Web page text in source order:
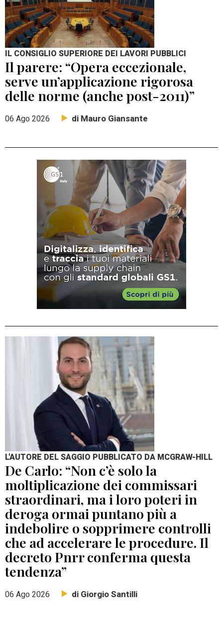
IL CONSIGLIO SUPERIORE DEI LAVORI PUBBLICI
Il parere: “Opera eccezionale,
serve un’applicazione rigorosa
delle norme (anche post-2011)”
06 Ago 2026 di Mauro Giansante
L'AUTORE DEL SAGGIO PUBBLICATO DA MCGRAW-HILL
De Carlo: “Non c’è solo la
moltiplicazione dei commissari
straordinari, ma i loro poteri in
deroga ormai puntano più a
indebolire o sopprimere controlli
che ad accelerare le procedure. Il
decreto Pnrr conferma questa
tendenza”
06 Ago 2026 di Giorgio Santilli